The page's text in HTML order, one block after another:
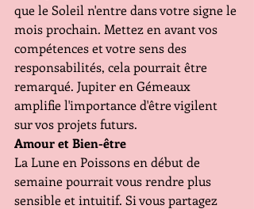
que le Soleil n'entre dans votre signe le
mois prochain. Mettez en avant vos
compétences et votre sens des
responsabilités, cela pourrait être
remarqué. Jupiter en Gémeaux
amplifie l'importance d'être vigilent
sur vos projets futurs.
Amour et Bien-être
La Lune en Poissons en début de
semaine pourrait vous rendre plus
sensible et intuitif. Si vous partagez